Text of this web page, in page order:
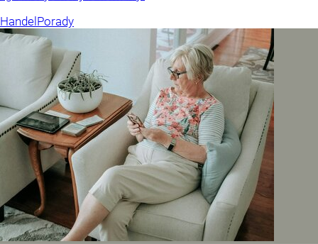
Handel Porady